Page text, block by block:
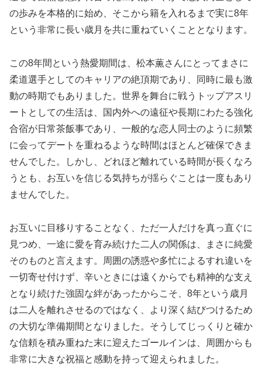
の歩みを本格的に始め、そこから籍を入れるまで実に8年
という非常に長い歳月を共に重ねていくこととなります。
この8年間という熱愛期間は、松本薫さんにとってまさに
柔道選手としてのキャリアの絶頂期であり、同時に最も激
動の時期でもありました。世界を舞台に戦うトップアスリ
ートとしての生活は、国内外への遠征や長期にわたる強化
合宿が日常茶飯事であり、一般的な恋人同士のように頻繁
に会ってデートを重ねるような時間はほとんど確保できま
せんでした。しかし、どれほど離れている時間が長くなろ
うとも、お互いを信じる気持ちが揺らぐことは一度もあり
ませんでした。
お互いに目移りすることなく、ただ一人だけを真っ直ぐに
見つめ、一途に愛を育み続けた二人の関係は、まさに純愛
そのものと言えます。周囲の誘惑や多忙によるすれ違いを
一切寄せ付けず、辛いときには遠くからでも精神的な支え
となり続けた強固な絆があったからこそ、8年という歳月
は二人を離れさせるのではなく、より深く結びつけるため
の大切な準備期間となりました。そうしてじっくりと確か
な信頼を積み重ねた末に迎えたゴールインは、周囲からも
非常に大きな祝福と感動を持って迎えられました。